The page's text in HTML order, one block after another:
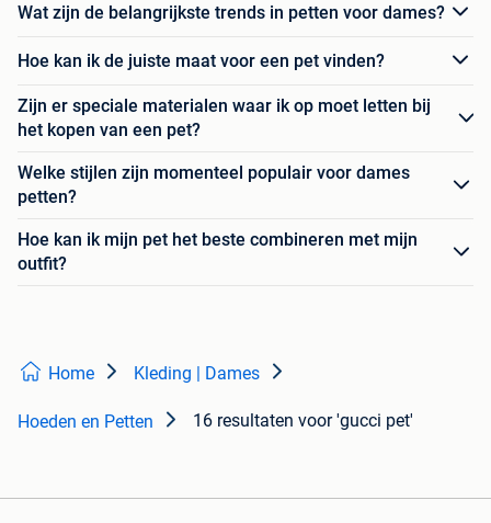
Wat zijn de belangrijkste trends in petten voor dames?
Hoe kan ik de juiste maat voor een pet vinden?
Zijn er speciale materialen waar ik op moet letten bij
het kopen van een pet?
Welke stijlen zijn momenteel populair voor dames
petten?
Hoe kan ik mijn pet het beste combineren met mijn
outfit?
Home Kleding | Dames
Hoeden en Petten 16 resultaten voor 'gucci pet'